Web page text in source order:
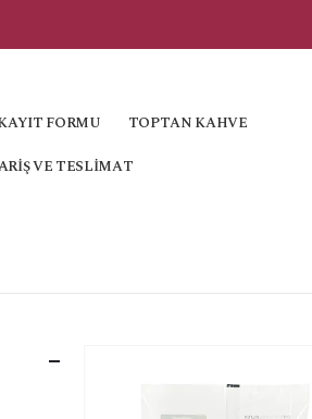
FORMU
TOPTAN KAHVE
VE TESLIMAT